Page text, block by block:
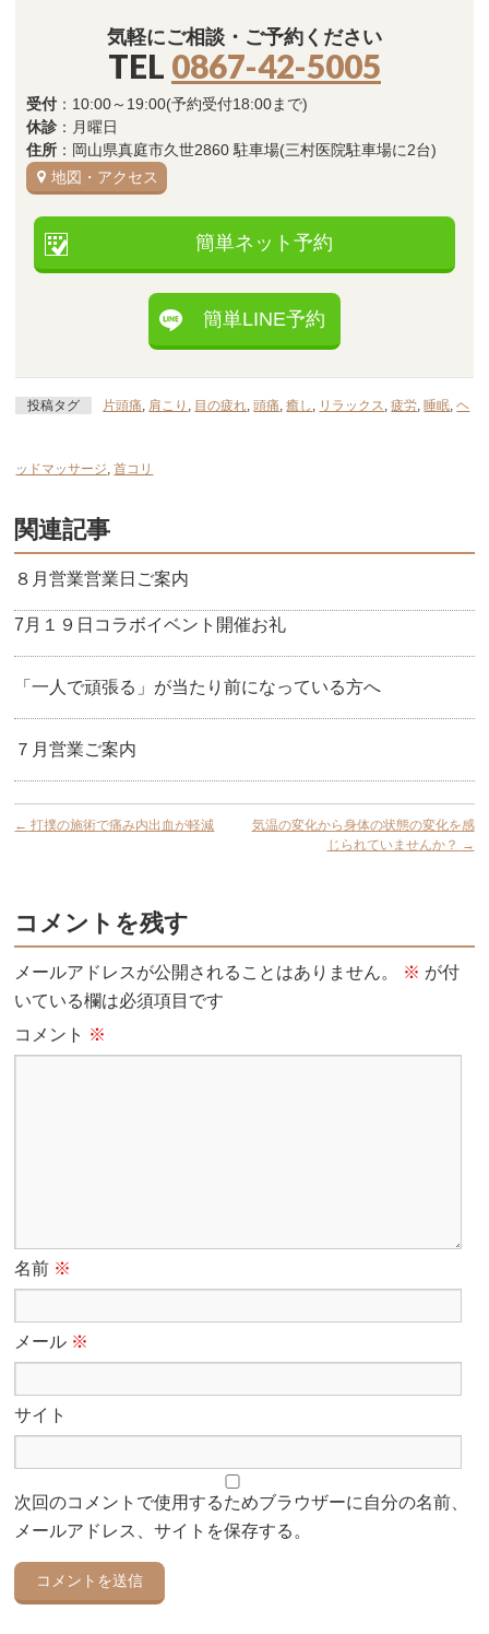
気軽にご相談・ご予約ください
TEL 0867-42-5005
受付 ：10:00～19:00(予約受付18:00まで)
休診 ：月曜日
住所 ：岡山県真庭市久世2860 駐車場(三村医院駐車場に2台)
地図・アクセス
簡単ネット予約
簡単LINE予約
投稿タグ 片頭痛, 肩こり , 目の疲れ,頭痛,癒し , リラックス,疲労, 睡眠,ヘ
ッドマッサージ,首コリ
関連記事
８月営業営業日ご案内
7月１９日コラボイベント開催お礼
「一人で頑張る」が当たり前になっている方へ
７月営業ご案内
← 打撲の施術で痛み内出血が軽減
気温の変化から身体の状態の変化を感
じられていませんか？ →
コメントを残す
メールアドレスが公開されることはありません。 ※ が付
いている欄は必須項目です
コメント ※
名前 ※
メール ※
サイト
次回のコメントで使用するためブラウザーに自分の名前、
メールアドレス、サイトを保存する。